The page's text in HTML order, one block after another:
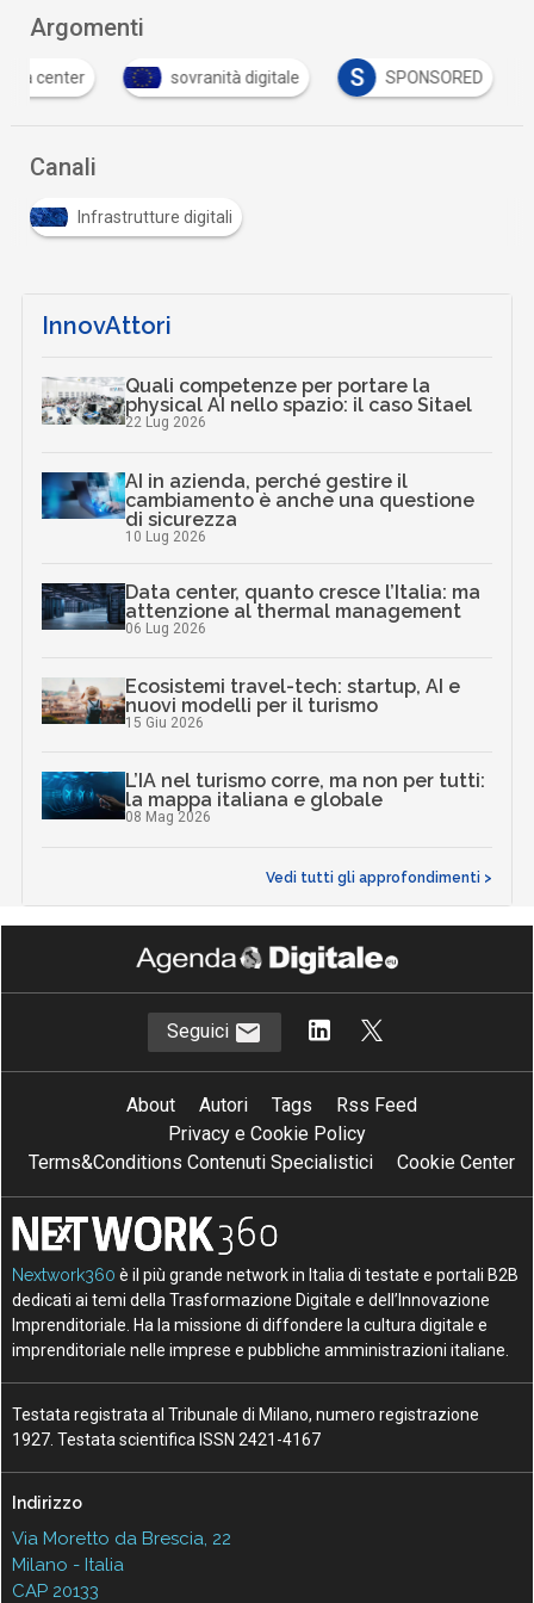
Argomenti
sovranità digitale S SPONSORED Tutto
Canali
Infrastrutture digitali
InnovAttori
Quali competenze per portare la
physical AI nello spazio: il caso Sitael
22 Lug 2026
AI in azienda, perché gestire il
cambiamento è anche una questione
di sicurezza
10 Lug 2026
Data center, quanto cresce l’Italia: ma
attenzione al thermal management
06 Lug 2026
Ecosistemi travel-tech: startup, AI e
nuovi modelli per il turismo
15 Giu 2026
L’IA nel turismo corre, ma non per tutti:
la mappa italiana e globale
08 Mag 2026
Vedi tutti gli approfondimenti >
Seguici
About Autori Tags
Rss Feed
Privacy e Cookie Policy
Terms&Conditions Contenuti Specialistici
Cookie Center
Nextwork360 è il più grande network in Italia di testate e portali B2B
dedicati ai temi della Trasformazione Digitale e dell’Innovazione
Imprenditoriale. Ha la missione di diffondere la cultura digitale e
imprenditoriale nelle imprese e pubbliche amministrazioni italiane.
Testata registrata al Tribunale di Milano, numero registrazione
1927. Testata scientifica ISSN 2421-4167
Indirizzo
Via Moretto da Brescia, 22
Milano - Italia
CAP 20133